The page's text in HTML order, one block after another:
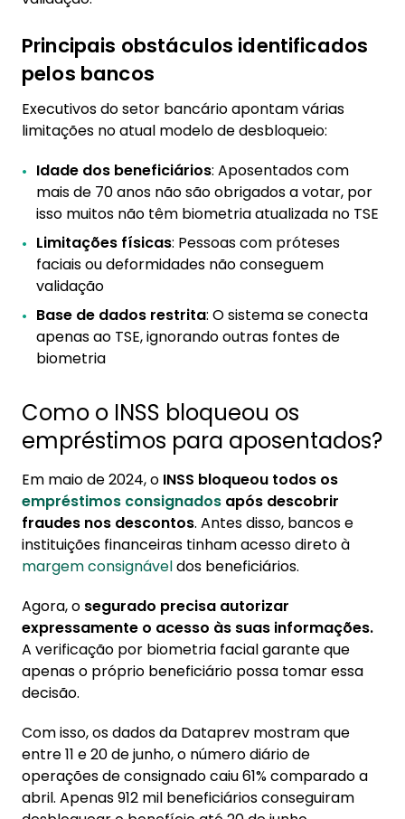
Principais obstáculos identificados
pelos bancos
Executivos do setor bancário apontam várias
limitações no atual modelo de desbloqueio:
Idade dos beneficiários: Aposentados com
mais de 70 anos não são obrigados a votar, por
isso muitos não têm biometria atualizada no TSE
Limitações físicas: Pessoas com próteses
faciais ou deformidades não conseguem
validação
Base de dados restrita: O sistema se conecta
apenas ao TSE, ignorando outras fontes de
biometria
Como o INSS bloqueou os
empréstimos para aposentados?
Em maio de 2024, o INSS bloqueou todos os
empréstimos consignados após descobrir
fraudes nos descontos. Antes disso, bancos e
instituições financeiras tinham acesso direto à
margem consignáveldos beneficiários.
Agora, o segurado precisa autorizar
expressamente o acesso às suas informações.
A verificação por biometria facial garante que
apenas o próprio beneficiário possa tomar essa
decisão.
Com isso, os dados da Dataprev mostram que
entre 11 e 20 de junho, o número diário de
operações de consignado caiu 61% comparado a
abril. Apenas 912 mil beneficiários conseguiram